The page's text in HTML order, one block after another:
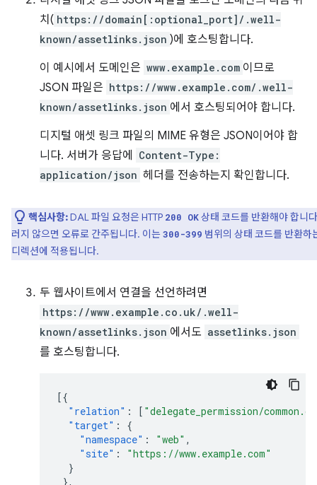
치( https://domain[:optional_port]/.well-
known/assetlinks.json )에 호스팅합니다.
이 예시에서 도메인은 www.example.com 이므로
JSON 파일은 https://www.example.com/.well-
known/assetlinks.json 에서 호스팅되어야 합니다.
디지털 애셋 링크 파일의 MIME 유형은 JSON이어야 합
니다. 서버가 응답에
Content-Type:
application/json 헤더를 전송하는지 확인합니다.
핵심사항:DAL 파일 요청은 HTTP 200 OK상태 코드를 반환해야 합니
러지 않으면 오류로 간주됩니다. 이는300-399 범위의 상태 코드를 반환하
디렉션에 적용됩니다.
두 웹사이트에서 연결을 선언하려면
https://www.example.co.uk/.well-
known/assetlinks.json 에서도 assetlinks.json
를 호스팅합니다.
[{
"relation" : [ "delegate_permission/
"target" :
{
"namespace" : "web" ,
"site" :
"https://www.example.com"
}
},